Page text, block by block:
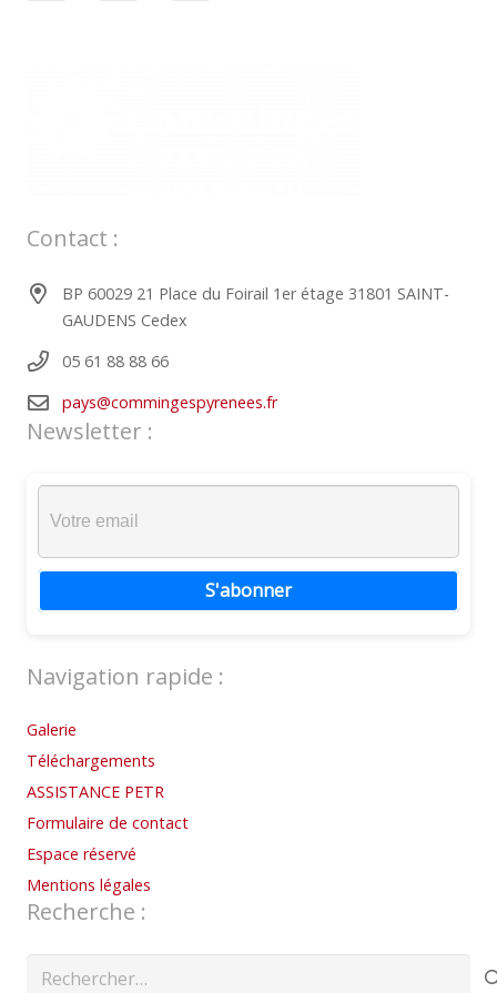
Contact :
BP 60029 21 Place du Foirail 1er étage 31801 SAINT-
GAUDENS Cedex
05 61 88 88 66
pays@commingespyrenees.fr
Newsletter :
S'abonner
Navigation rapide :
Galerie
Téléchargements
ASSISTANCE PETR
Formulaire de contact
Espace réservé
Mentions légales
Recherche :